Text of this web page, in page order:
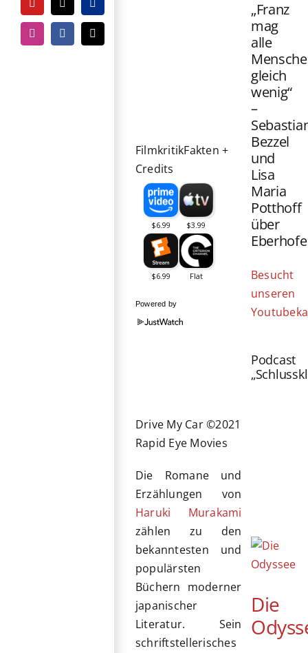
YouTubeTiktokPayPal
InstagramFacebook
E-
Mail
FilmkritikFakten +
Credits
Powered by
Drive My Car ©2021
Rapid Eye Movies
Die Romane und
Erzählungen von
Haruki Murakami
zählen zu den
bekanntesten und
populärsten
Büchern moderner
japanischer
Literatur. Sein
schriftstellerisches
„Franz
mag
alle
gleich
wenig“
–
Bezzel
und
Lisa
Maria
Potthoff
über
Besucht
unseren
Podcast
Die